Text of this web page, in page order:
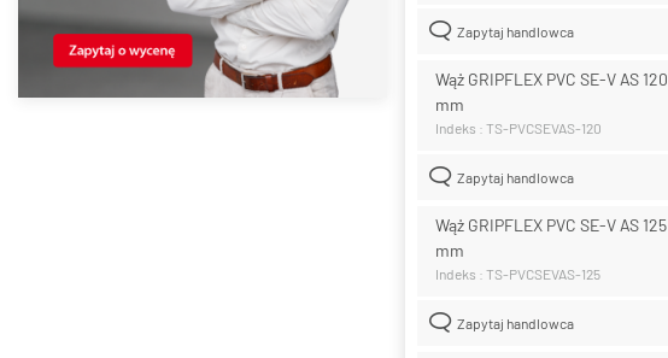
Zapytaj handlowca
Wąż GRIPFLEX PVC SE-V AS 120
mm
Indeks : TS-PVCSEVAS-120
Zapytaj handlowca
Wąż GRIPFLEX PVC SE-V AS 125
mm
Indeks : TS-PVCSEVAS-125
Zapytaj handlowca